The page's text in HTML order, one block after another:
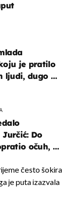
je pratilo
ljudi, dugo se
Do
očuh, a
često šokira
je puta izazvala